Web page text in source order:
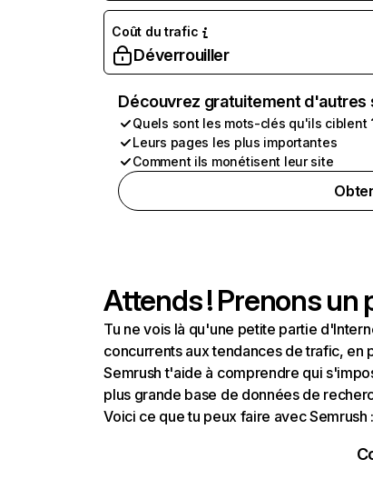
Coût du trafic
Déverrouiller
Découvrez gratuitement
Quels sont les mots-clés qu'ils ciblent
Leurs pages les plus importantes
Comment ils monétisent leur site
Attends ! Prenons un
Tu ne vois là qu'une petite partie
concurrents aux tendances de trafic, en
Semrush t'aide à comprendre qui
plus grande base de données de
Voici ce que tu peux faire avec Semrush